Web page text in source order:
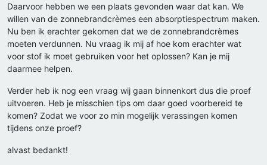
Daarvoor hebben we een plaats gevonden waar dat kan. We
willen van de zonnebrandcrèmes een absorptiespectrum maken.
Nu ben ik erachter gekomen dat we de zonnebrandcrèmes
moeten verdunnen. Nu vraag ik mij af hoe kom erachter wat
voor stof ik moet gebruiken voor het oplossen? Kan je mij
daarmee helpen.
Verder heb ik nog een vraag wij gaan binnenkort dus die proef
uitvoeren. Heb je misschien tips om daar goed voorbereid te
komen? Zodat we voor zo min mogelijk verassingen komen
tijdens onze proef?
alvast bedankt!